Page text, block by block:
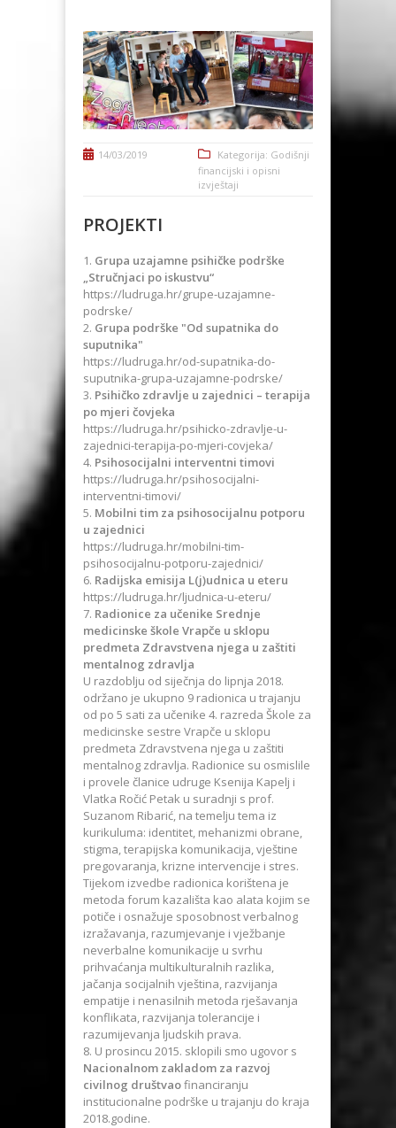
14/03/2019 Kategorija: Godišnji
financijski i opisni
izvještaji
PROJEKTI
Grupa uzajamne psihičke podrške
„Stručnjaci po iskustvu“
https://ludruga.hr/grupe-uzajamne-
podrske/
Grupa podrške "Od supatnika do
suputnika"
https://ludruga.hr/od-supatnika-do-
suputnika-grupa-uzajamne-podrske/
Psihičko zdravlje u zajednici – terapija
po mjeri čovjeka
https://ludruga.hr/psihicko-zdravlje-u-
zajednici-terapija-po-mjeri-covjeka/
Psihosocijalni interventni timovi
https://ludruga.hr/psihosocijalni-
interventni-timovi/
Mobilni tim za psihosocijalnu potporu
u zajednici
https://ludruga.hr/mobilni-tim-
psihosocijalnu-potporu-zajednici/
Radijska emisija L(j)udnica u eteru
https://ludruga.hr/ljudnica-u-eteru/
Radionice za učenike Srednje
medicinske škole Vrapče u sklopu
predmeta Zdravstvena njega u zaštiti
mentalnog zdravlja
U razdoblju od siječnja do lipnja 2018.
održano je ukupno 9 radionica u trajanju
od po 5 sati za učenike 4. razreda Škole za
medicinske sestre Vrapče u sklopu
predmeta Zdravstvena njega u zaštiti
mentalnog zdravlja. Radionice su osmislile
i provele članice udruge Ksenija Kapelj i
Vlatka Ročić Petak u suradnji s prof.
Suzanom Ribarić, na temelju tema iz
kurikuluma: identitet, mehanizmi obrane,
stigma, terapijska komunikacija, vještine
pregovaranja, krizne intervencije i stres.
Tijekom izvedbe radionica korištena je
metoda forum kazališta kao alata kojim se
potiče i osnažuje sposobnost verbalnog
izražavanja, razumjevanje i vježbanje
neverbalne komunikacije u svrhu
prihvaćanja multikulturalnih razlika,
jačanja socijalnih vještina, razvijanja
empatije i nenasilnih metoda rješavanja
konflikata, razvijanja tolerancije i
razumijevanja ljudskih prava.
U prosincu 2015. sklopili smo ugovor s
Nacionalnom zakladom za razvoj
civilnog društvaofinanciranju
institucionalne podrške u trajanju do kraja
2018.godine.